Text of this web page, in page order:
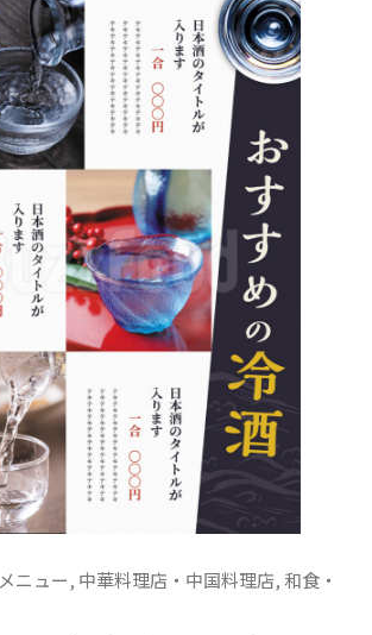
メニュー, 中華料理店・中国料理店, 和食・